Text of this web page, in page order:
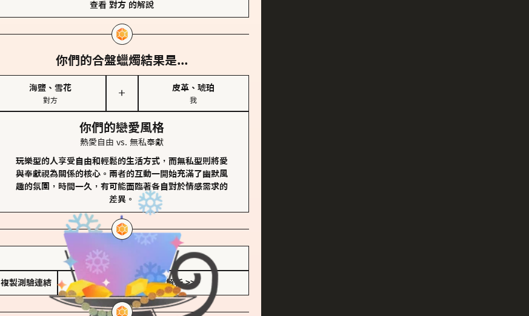
查看 對方 的解說
你們的合盤蠟燭結果是...
海鹽、雪花
對方
＋
皮革、琥珀
我
你們的戀愛風格
熱愛自由 vs. 無私奉獻
玩樂型的人享受自由和輕鬆的生活方式，而無私型則將愛
與奉獻視為關係的核心。兩者的互動一開始充滿了幽默風
趣的氛圍，時間一久，有可能面臨著各自對於情感需求的
差異。
儲存我的結果圖
複製測驗連結 查看香氛類型全解析 >>>